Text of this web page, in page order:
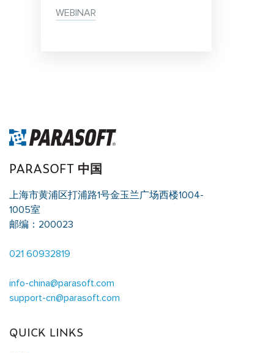
WEBINAR
PARASOFT 中国
上海市黄浦区打浦路1号金玉兰广场西楼1004-
1005室
邮编：200023
021 60932819
info-china@parasoft.com
support-cn@parasoft.com
QUICK LINKS